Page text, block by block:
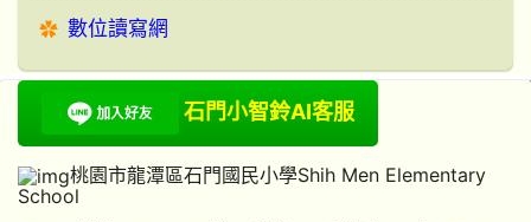
數位讀寫網
石門小智鈴AI客服
桃園市龍潭區石門國民小學Shih Men Elementary
School